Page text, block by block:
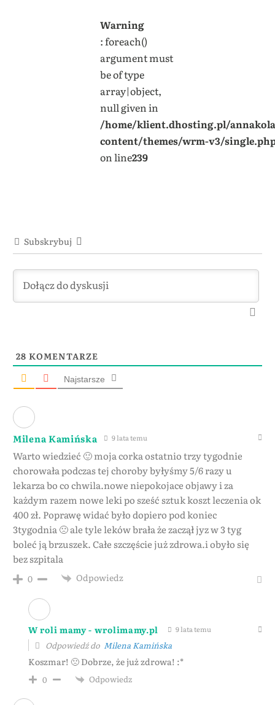
Warning
: foreach()
argument must
be of type
array|object,
null given in
/home/klient.dhosting.pl/
content/themes/wrm-v3/
on line239
Subskrybuj
28 KOMENTARZE
Najstarsze
Milena Kamińska 9 lata temu
Warto wiedzieć 🙂 moja corka ostatnio trzy tygodnie
chorowała podczas tej choroby byłyśmy 5/6 razy u
lekarza bo co chwila.nowe niepokojace objawy i za
każdym razem nowe leki po sześć sztuk koszt leczenia ok
400 zł. Poprawę widać było dopiero pod koniec
3tygodnia 🙁 ale tyle leków brała że zaczął jyz w 3 tyg
boleć ją brzuszek. Całe szczęście już zdrowa.i obyło się
bez szpitala
0 Odpowiedz
W roli mamy - wrolimamy.pl 9 lata temu
Odpowiedź do Milena Kamińska
Koszmar! 🙁 Dobrze, że już zdrowa! :*
0 Odpowiedz